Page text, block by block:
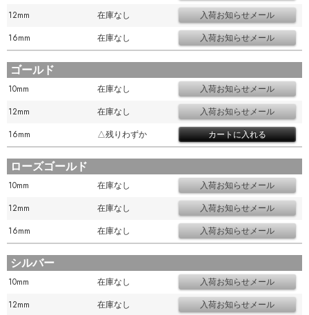
12mm
在庫なし
16mm
在庫なし
ゴールド
10mm
在庫なし
12mm
在庫なし
16mm
△残りわずか
ローズゴールド
10mm
在庫なし
12mm
在庫なし
16mm
在庫なし
シルバー
10mm
在庫なし
12mm
在庫なし